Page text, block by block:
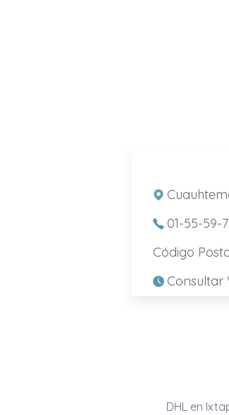
01-55-59-
Código
Consultar
DHL en